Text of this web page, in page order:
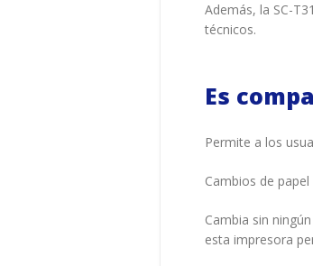
Además, la SC-
técnicos.
Es
Permite a los
Cambios de
Cambia sin
esta impresora